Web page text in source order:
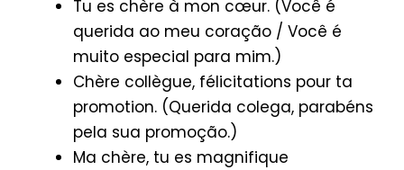
Tu es chère à mon cœur. (Você é
querida ao meu coração / Você é
muito especial para mim.)
Chère collègue, félicitations pour ta
promotion. (Querida colega, parabéns
pela sua promoção.)
Ma chère, tu es magnifique